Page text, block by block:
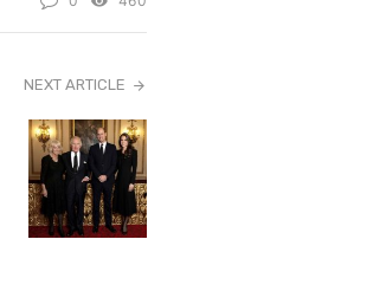
NEXT ARTICLE